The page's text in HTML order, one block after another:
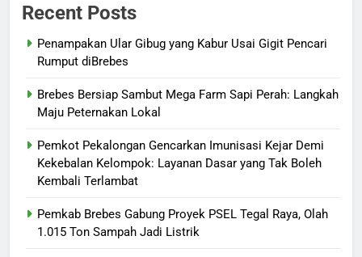
Recent Posts
Penampakan Ular Gibug yang Kabur Usai Gigit Pencari
Rumput diBrebes
Brebes Bersiap Sambut Mega Farm Sapi Perah: Langkah
Maju Peternakan Lokal
Pemkot Pekalongan Gencarkan Imunisasi Kejar Demi
Kekebalan Kelompok: Layanan Dasar yang Tak Boleh
Kembali Terlambat
Pemkab Brebes Gabung Proyek PSEL Tegal Raya, Olah
1.015 Ton Sampah Jadi Listrik